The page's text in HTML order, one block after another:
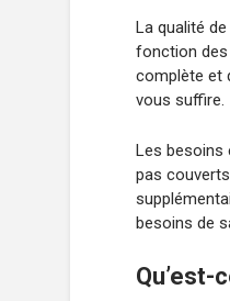
La qualité
fonction des
complète et
vous suffire.
Les besoins
pas
besoins de
Qu’est-